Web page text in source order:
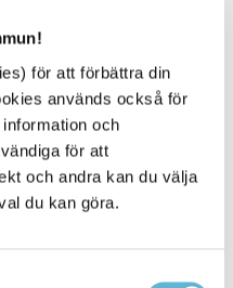
för att förbättra din
används också för
och
för att
och andra kan du välja
du kan göra.